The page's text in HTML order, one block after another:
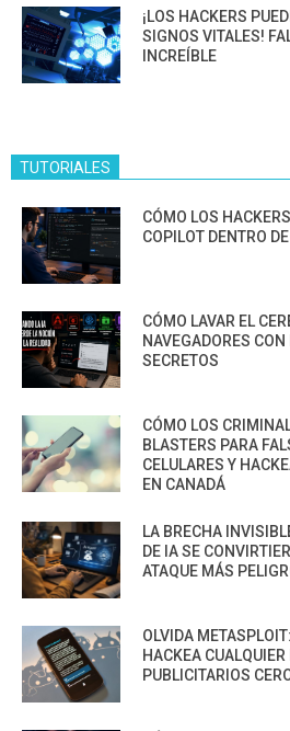
¡LOS HACKERS
SIGNOS VITALES!
INCREÍBLE
TUTORIALES
CÓMO LOS
COPILOT DENTRO
CÓMO LAVAR EL
NAVEGADORES
SECRETOS
CÓMO LOS
BLASTERS PARA
CELULARES Y
EN CANADÁ
LA BRECHA
DE IA SE
ATAQUE MÁS
OLVIDA
HACKEA
PUBLICITARIOS